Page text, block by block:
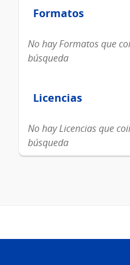
Formatos
Formatos
No hay Formatos que
búsqueda
Licencias
Licencias
No hay Licencias que
búsqueda